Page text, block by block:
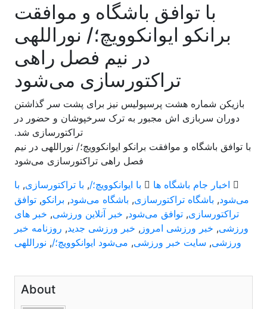
با توافق باشگاه و موافقت
برانکو ایوانکوویچ؛/ نوراللهی
در نیم فصل راهی
تراکتورسازی می‌شود
بازیکن شماره هشت پرسپولیس نیز برای پشت سر گذاشتن
دوران سربازی اش مجبور به ترک سرخپوشان و حضور در
تراکتورسازی شد.
با توافق باشگاه و موافقت برانکو ایوانکوویچ؛/ نوراللهی در نیم
فصل راهی تراکتورسازی می‌شود
اخبار جام باشگاه ها
با ایوانکوویچ؛/, با تراکتورسازی, با
می‌شود, باشگاه تراکتورسازی, باشگاه می‌شود, برانکو,توافق
تراکتورسازی,توافق می‌شود, خبر آنلاین ورزشی, خبر های
ورزشی, خبر ورزشی امروز , خبر ورزشی جدید, روزنامه خبر
ورزشی, سایت خبر ورزشی, می‌شود ایوانکوویچ؛/, نوراللهی
About